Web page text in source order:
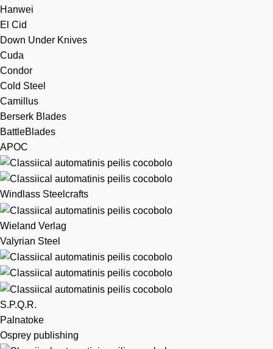
Hanwei
El Cid
Down Under Knives
Cuda
Condor
Cold Steel
Camillus
Berserk Blades
BattleBlades
APOC
Windlass Steelcrafts
Wieland Verlag
Valyrian Steel
S.P.Q.R.
Palnatoke
Osprey publishing